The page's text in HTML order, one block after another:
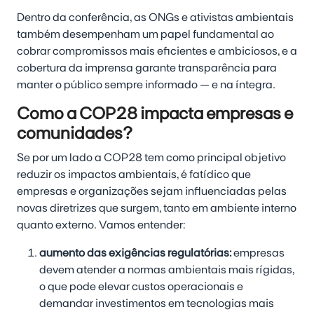
Dentro da conferência, as ONGs e ativistas ambientais
também desempenham um papel fundamental ao
cobrar compromissos mais eficientes e ambiciosos, e a
cobertura da imprensa garante transparência para
manter o público sempre informado — e na íntegra.
Como a COP28 impacta empresas e
comunidades?
Se por um lado a COP28 tem como principal objetivo
reduzir os impactos ambientais, é fatídico que
empresas e organizações sejam influenciadas pelas
novas diretrizes que surgem, tanto em ambiente interno
quanto externo. Vamos entender:
aumento das exigências regulatórias:empresas
devem atender a normas ambientais mais rígidas,
o que pode elevar custos operacionais e
demandar investimentos em tecnologias mais